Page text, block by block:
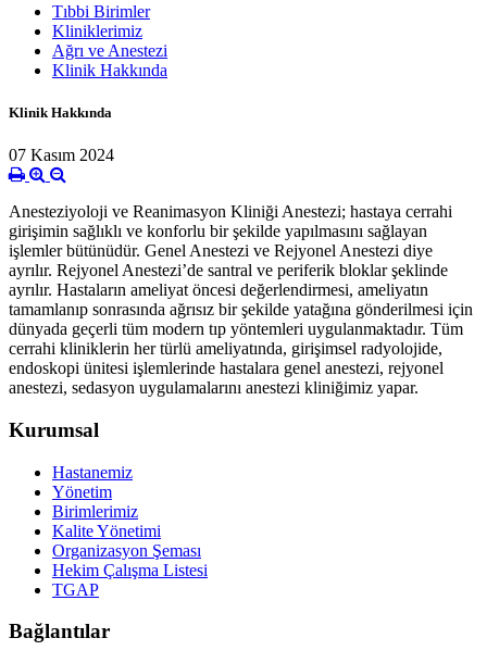
Tıbbi Birimler
Kliniklerimiz
Ağrı ve Anestezi
Klinik Hakkında
Klinik Hakkında
07 Kasım 2024
Anesteziyoloji ve Reanimasyon Kliniği Anestezi; hastaya cerrahi
girişimin sağlıklı ve konforlu bir şekilde yapılmasını sağlayan
işlemler bütünüdür. Genel Anestezi ve Rejyonel Anestezi diye
ayrılır. Rejyonel Anestezi’de santral ve periferik bloklar şeklinde
ayrılır. Hastaların ameliyat öncesi değerlendirmesi, ameliyatın
tamamlanıp sonrasında ağrısız bir şekilde yatağına gönderilmesi için
dünyada geçerli tüm modern tıp yöntemleri uygulanmaktadır. Tüm
cerrahi kliniklerin her türlü ameliyatında, girişimsel radyolojide,
endoskopi ünitesi işlemlerinde hastalara genel anestezi, rejyonel
anestezi, sedasyon uygulamalarını anestezi kliniğimiz yapar.
Kurumsal
Hastanemiz
Yönetim
Birimlerimiz
Kalite Yönetimi
Organizasyon Şeması
Hekim Çalışma Listesi
TGAP
Bağlantılar